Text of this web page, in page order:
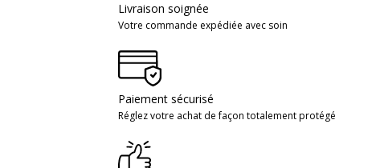
Livraison soignée
Votre commande expédiée avec soin
Paiement sécurisé
Réglez votre achat de façon totalement protégé